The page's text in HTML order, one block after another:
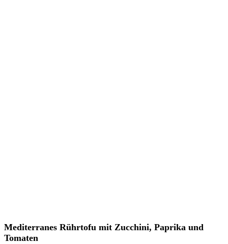
Mediterranes Rührtofu mit Zucchini, Paprika und
Tomaten